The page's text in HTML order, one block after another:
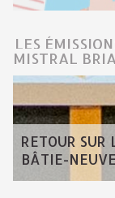
LES
MISTRAL
RETOUR
BÂTIE-NEUVE